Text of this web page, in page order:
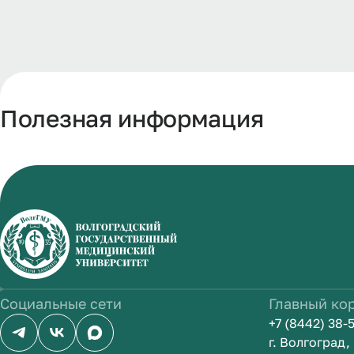
Полезная информация
Социальные сети Главный
+7 (8442) 38-
г.